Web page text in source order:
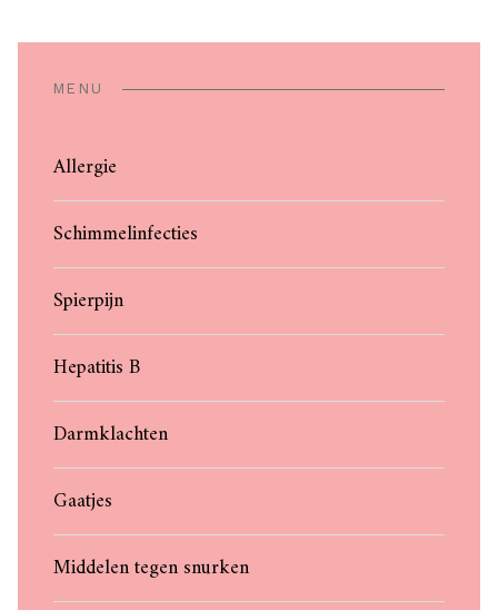
MENU
Allergie
Schimmelinfecties
Spierpijn
Hepatitis B
Darmklachten
Gaatjes
Middelen tegen snurken